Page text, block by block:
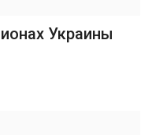
Украины